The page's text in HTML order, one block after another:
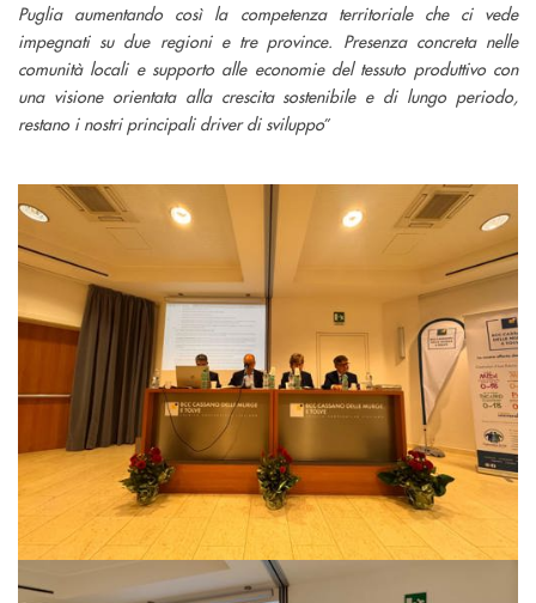
Puglia aumentando così la competenza territoriale che ci vede
impegnati su due regioni e tre province. Presenza concreta nelle
comunità locali e supporto alle economie del tessuto produttivo con
una visione orientata alla crescita sostenibile e di lungo periodo,
restano i nostri principali driver di sviluppo”